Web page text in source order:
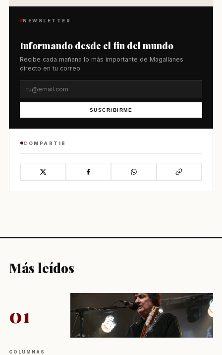
NEWSLETTER
Informando desde el fin del mundo
Recibe cada mañana lo más importante de Magallanes
directo en tu correo.
SUSCRIBIRME
COMPARTIR
Más leídos
01
COLUMNAS